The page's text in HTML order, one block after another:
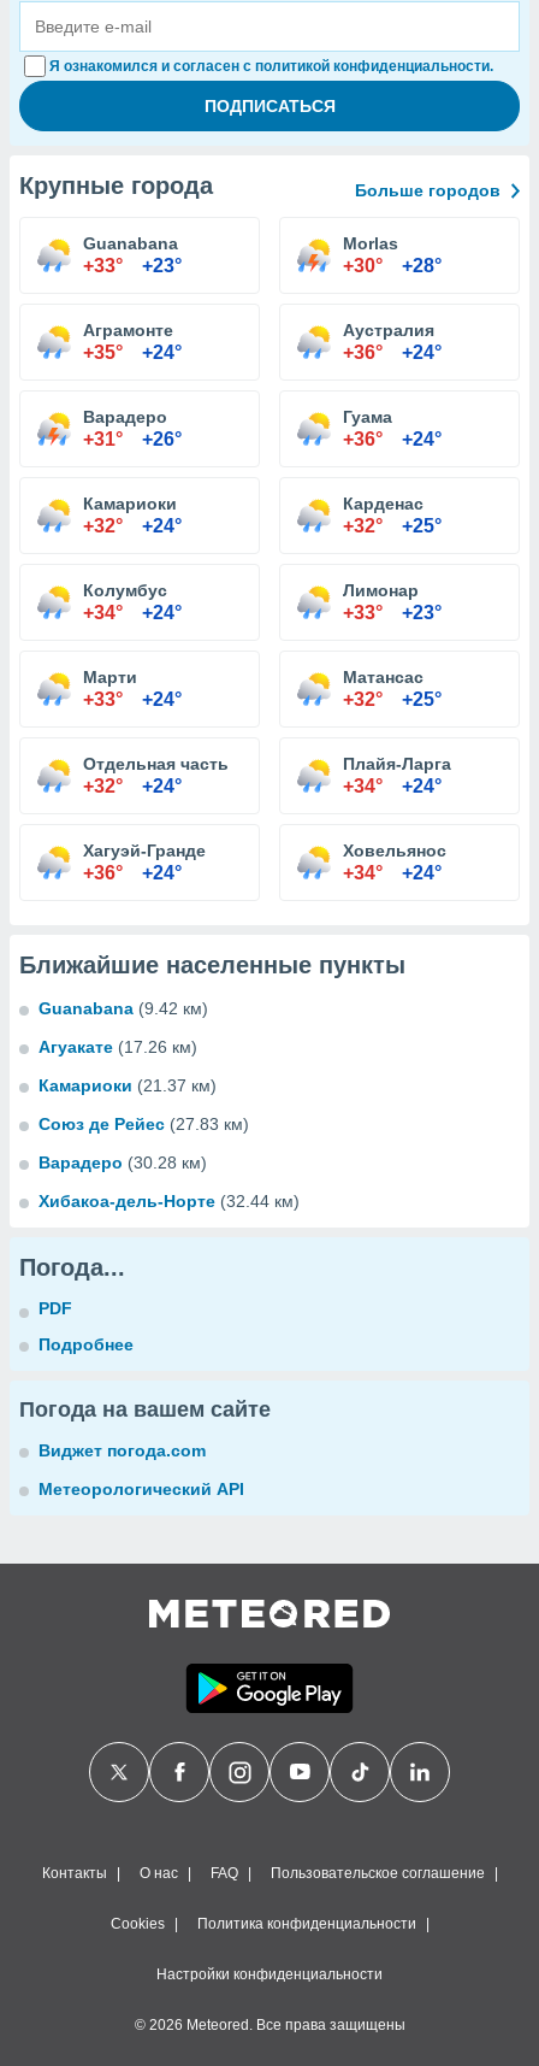
Я ознакомился и согласен с политикой конфиденциальности.
Крупные города Больше городов
Guanabana
+33° +23°
Morlas
+30° +28°
Аграмонте
+35° +24°
Аустралия
+36° +24°
Варадеро
+31° +26°
Гуама
+36° +24°
Камариоки
+32° +24°
Карденас
+32° +25°
Колумбус
+34° +24°
Лимонар
+33° +23°
Марти
+33° +24°
Матансас
+32° +25°
Отдельная часть
+32° +24°
Плайя-Ларга
+34° +24°
Хагуэй-Гранде
+36° +24°
Ховельянос
+34° +24°
Ближайшие населенные пункты
Guanabana (9.42 км)
Агуакате (17.26 км)
Камариоки (21.37 км)
Союз де Рейес (27.83 км)
Варадеро (30.28 км)
Хибакоа-дель-Норте (32.44 км)
Погода...
PDF
Подробнее
Погода на вашем сайте
Виджет погода.com
Метеорологический API
Контакты О нас FAQ Пользовательское соглашение
Cookies Политика конфиденциальности
Настройки конфиденциальности
© 2026 Meteored. Все права защищены